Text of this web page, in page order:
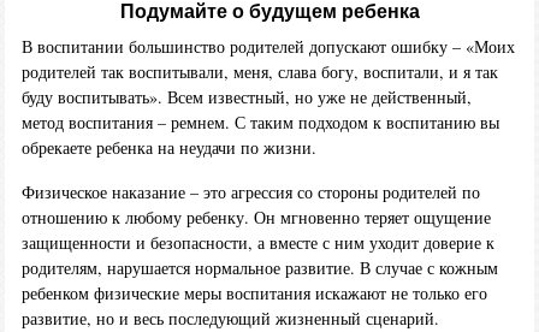
Подумайте о будущем ребенка
В воспитании большинство родителей допускают ошибку – «Моих
родителей так воспитывали, меня, слава богу, воспитали, и я так
буду воспитывать». Всем известный, но уже не действенный,
метод воспитания – ремнем. С таким подходом к воспитанию вы
обрекаете ребенка на неудачи по жизни.
Физическое наказание – это агрессия со стороны родителей по
отношению к любому ребенку. Он мгновенно теряет ощущение
защищенности и безопасности, а вместе с ним уходит доверие к
родителям, нарушается нормальное развитие. В случае с кожным
ребенком физические меры воспитания искажают не только его
развитие, но и весь последующий жизненный сценарий.